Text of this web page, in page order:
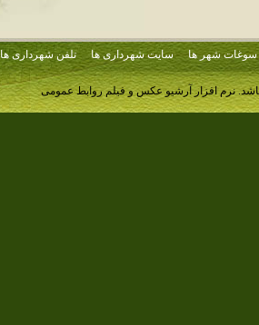
سوغات شهر ها سایت شهرداری ها تلفن شهرداری ها
نرم افزار آرشیو عکس و فیلم روابط عمومی